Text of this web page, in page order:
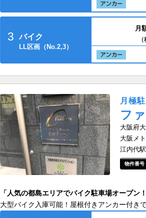
3 バイク
LL区画（No.2,3）
月
月極
フ
大阪府
大阪メ
江内代
「人気の都島エリアでバイク駐車場オープン！
大型バイク入庫可能！屋根付きアンカー付き